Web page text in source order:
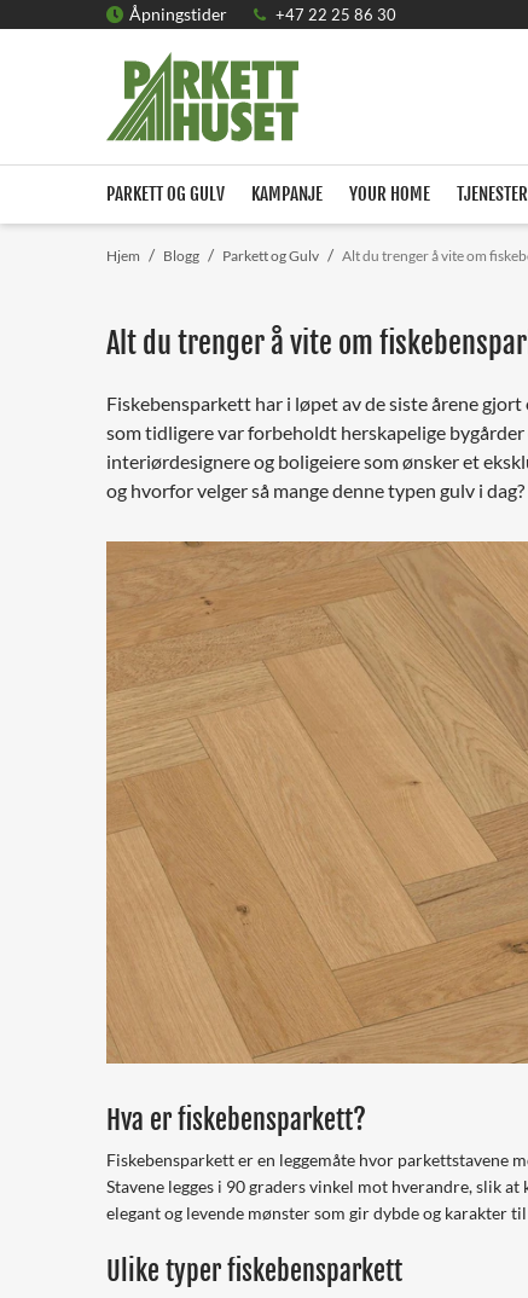
Åpningstider +47 22 25 86 30
PARKETT OG GULV KAMPANJE YOUR HOME TJENESTER
/
Hjem /
Blogg /
Parkett og Gulv Alt du trenger å vite om
Alt du trenger å vite om
Fiskebensparkett har i løpet av de siste årene
som tidligere var forbeholdt herskapelige
interiørdesignere og boligeiere som ønsker et
og hvorfor velger så mange denne typen gulv i dag?
Hva er fiskebensparkett?
Fiskebensparkett er en leggemåte hvor parkettstavene
Stavene legges i 90 graders vinkel mot hverandre, slik
elegant og levende mønster som gir dybde og karakter
Ulike typer fiskebensparkett